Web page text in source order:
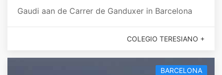
Gaudi aan de Carrer de Ganduxer in Barcelona
COLEGIO TERESIANO +
BARCELONA